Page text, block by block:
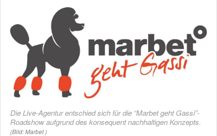
Die Live-Agentur entschied sich für die “Marbet geht Gassi”-
Roadshow aufgrund des konsequent nachhaltigen Konzepts.
(Bild: Marbet )